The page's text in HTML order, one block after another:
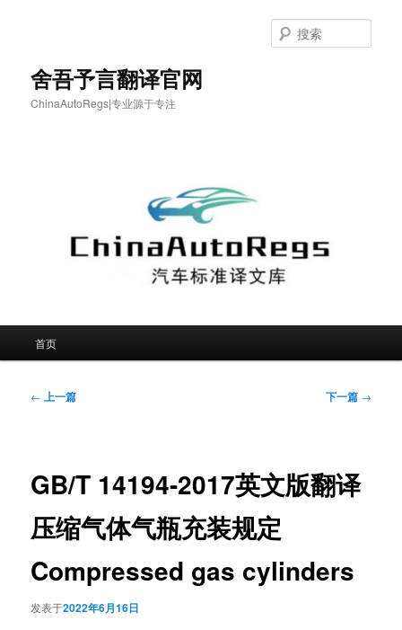
舍吾予言翻译官网
ChinaAutoRegs|专业源于专注
索
首页
文
← 上一篇 下一篇 →
GB/T 14194-2017英文版翻译
压缩气体气瓶充装规定
Compressed gas cylinders
发表于2022年6月16日